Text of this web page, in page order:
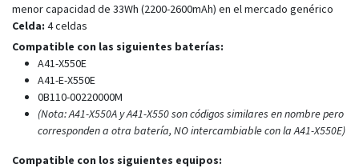
menor capacidad de 33Wh (2200-2600mAh) en el mercado genérico
Celda: 4 celdas
Compatible con las siguientes baterías:
A41-X550E
A41-E-X550E
0B110-00220000M
(Nota: A41-X550A y A41-X550 son códigos similares en nombre pero
corresponden a otra batería, NO intercambiable con la A41-X550E)
Compatible con los siguientes equipos: